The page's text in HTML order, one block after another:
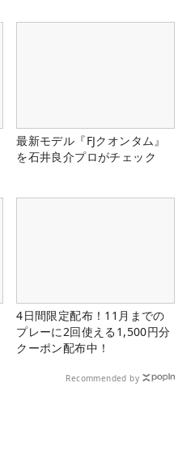
最新モデル『FJクオンタム』
を石井良介プロがチェック
4日間限定配布！11月までの
プレーに2回使える1,500円分
クーポン配布中！
Recommended by